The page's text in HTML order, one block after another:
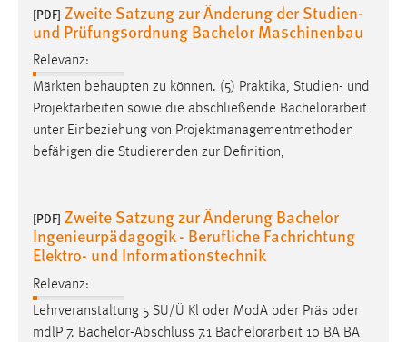
[PDF] Zweite Satzung zur Änderung der Studien-
und Prüfungsordnung Bachelor Maschinenbau
Relevanz:
Märkten behaupten zu können. (5) Praktika, Studien- und
Projektarbeiten sowie die abschließende Bachelorarbeit
unter Einbeziehung von Projektmanagementmethoden
befähigen die Studierenden zur Definition,
[PDF] Zweite Satzung zur Änderung Bachelor
Ingenieurpädagogik - Berufliche Fachrichtung
Elektro- und Informationstechnik
Relevanz:
Lehrveranstaltung 5 SU/Ü Kl oder ModA oder Präs oder
mdlP 7. Bachelor-Abschluss 7.1 Bachelorarbeit 10 BA BA
Zweck:
einloggen zu können.
Cookie Laufzeit:
Statistik Cookies erfassen Informationen anonym.
Diese Informationen helfen uns zu verstehen, wie
unsere Besucher unsere Website nutzen.
Matomo